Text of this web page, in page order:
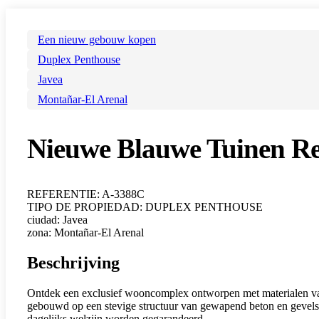
Een nieuw gebouw kopen
Duplex Penthouse
Javea
Montañar-El Arenal
Nieuwe Blauwe Tuinen
REFERENTIE: A-3388C
TIPO DE PROPIEDAD: DUPLEX PENTHOUSE
ciudad: Javea
zona: Montañar-El Arenal
Beschrijving
Ontdek een exclusief wooncomplex ontworpen met materialen
gebouwd op een stevige structuur van gewapend beton en